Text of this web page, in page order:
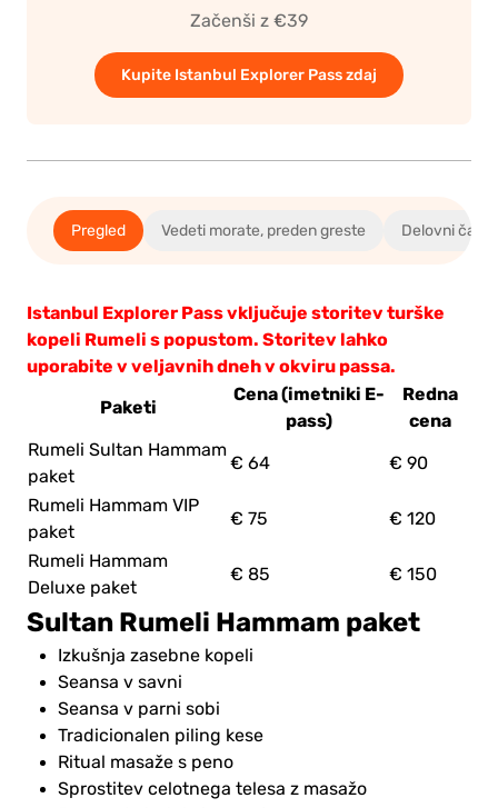
Začenši z €39
Kupite Istanbul Explorer Pass zdaj
Pregled Vedeti morate, preden greste Delovni čas
Istanbul Explorer Pass vključuje storitev turške
kopeli Rumeli s popustom. Storitev lahko
uporabite v veljavnih dneh v okviru passa.
Paketi
Cena (imetniki E-
pass)
Redna
cena
Rumeli Sultan Hammam
paket
€ 64 € 90
Rumeli Hammam VIP
paket
€ 75 € 120
Rumeli Hammam
Deluxe paket
€ 85 € 150
Sultan Rumeli Hammam paket
Izkušnja zasebne kopeli
Seansa v savni
Seansa v parni sobi
Tradicionalen piling kese
Ritual masaže s peno
Sprostitev celotnega telesa z masažo